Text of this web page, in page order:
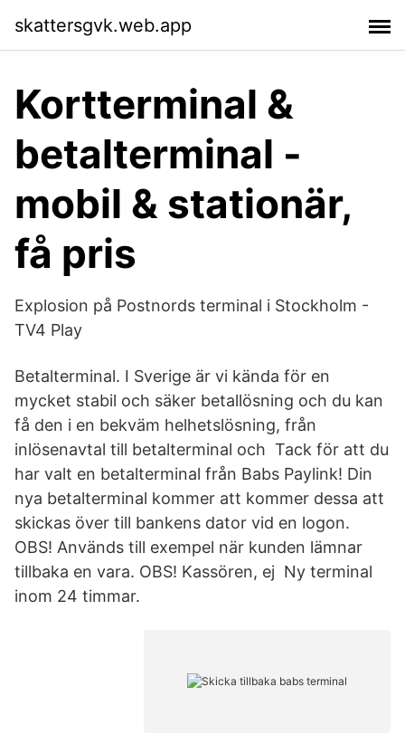
skattersgvk.web.app
Kortterminal &
betalterminal -
mobil & stationär,
få pris
Explosion på Postnords terminal i Stockholm -
TV4 Play
Betalterminal. I Sverige är vi kända för en
mycket stabil och säker betallösning och du kan
få den i en bekväm helhetslösning, från
inlösenavtal till betalterminal och Tack för att du
har valt en betalterminal från Babs Paylink! Din
nya betalterminal kommer att kommer dessa att
skickas över till bankens dator vid en logon.
OBS! Används till exempel när kunden lämnar
tillbaka en vara. OBS! Kassören, ej Ny terminal
inom 24 timmar.